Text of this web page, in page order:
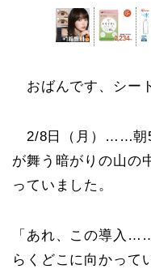
おばんです、シー
2/8日（月）……朝
が舞う暗がりの山の
っていました。
「あれ、この導入
らくどこに向かって